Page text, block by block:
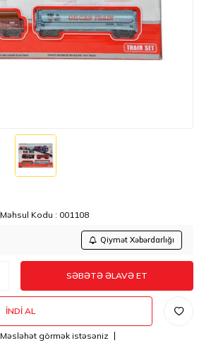
Məhsul Kodu : 001108
Qiymət Xəbərdarlığı
SƏBƏTƏ ƏLAVƏ ET
İNDI AL
Məsləhət görmək istəsəniz